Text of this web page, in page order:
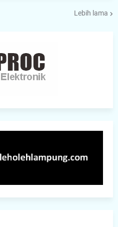
Lebih lama